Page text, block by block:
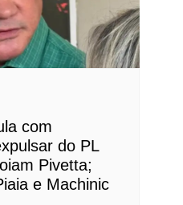
com
do PL
Pivetta;
e Machinic